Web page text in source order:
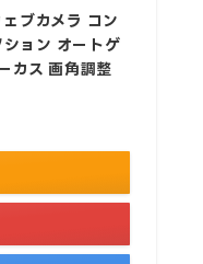
ブカメラ コン
ョン オートゲ
カス 画角調整